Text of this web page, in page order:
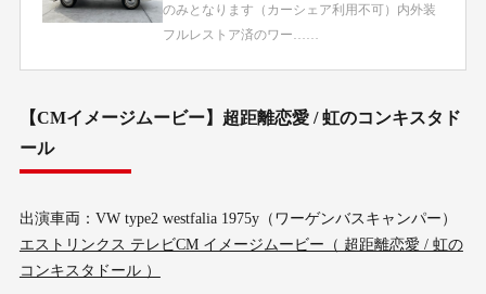
のみとなります（カーシェア利用不可）内外装
フルレストア済のワー……
【CMイメージムービー】超距離恋愛 / 虹のコンキスタド
ール
出演車両：VW type2 westfalia 1975y（ワーゲンバスキャンパー）
エストリンクス テレビCM イメージムービー（ 超距離恋愛 / 虹の
コンキスタドール ）